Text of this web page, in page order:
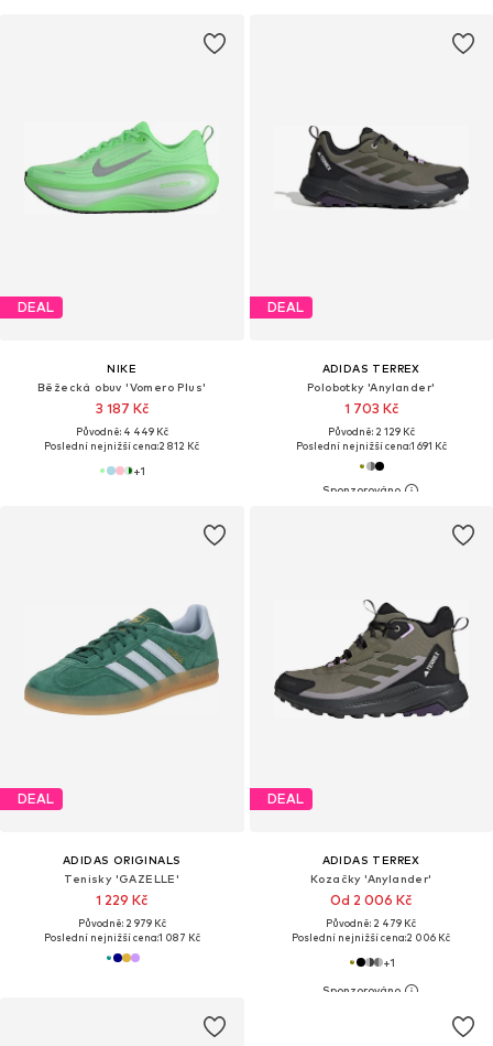
DEAL
NIKE
Běžecká obuv 'Vomero Plus'
3 187 Kč
Původně: 4 449 Kč
Poslední nejnižší cena:2 812 Kč
+1
DEAL
ADIDAS TERREX
Polobotky 'Anylander'
1 703 Kč
Původně: 2 129 Kč
Poslední nejnižší cena:1 691 Kč
DEAL
ADIDAS ORIGINALS
Tenisky 'GAZELLE'
1 229 Kč
Původně: 2 979 Kč
Poslední nejnižší cena:1 087 Kč
DEAL
ADIDAS TERREX
Kozačky 'Anylander'
Od 2 006 Kč
Původně: 2 479 Kč
Poslední nejnižší cena:2 006 Kč
+1